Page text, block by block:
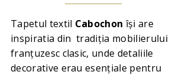
Tapetul textil Cabochon își are
inspiratia din tradiția mobilierului
franțuzesc clasic, unde detaliile
decorative erau esențiale pentru